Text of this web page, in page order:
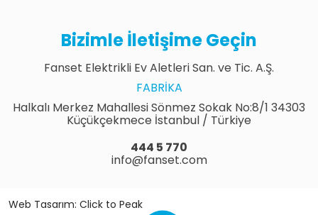
Bizimle İletişime Geçin
Fanset Elektrikli Ev Aletleri San. ve Tic. A.Ş.
FABRIKA
Halkalı Merkez Mahallesi Sönmez Sokak No:8/1 34303
Küçükçekmece İstanbul / Türkiye
444 5 770
info@fanset.com
Web Tasarım: Click to Peak